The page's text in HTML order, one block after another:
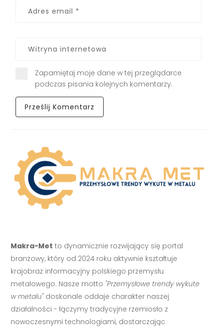
Zapamiętaj moje dane w tej przeglądarce
podczas pisania kolejnych komentarzy.
Makra-Met to dynamicznie rozwijający się portal
branżowy, który od 2024 roku aktywnie kształtuje
krajobraz informacyjny polskiego przemysłu
metalowego. Nasze motto "Przemysłowe trendy wykute
w metalu"doskonale oddaje charakter naszej
działalności - łączymy tradycyjne rzemiosło z
nowoczesnymi technologiami, dostarczając